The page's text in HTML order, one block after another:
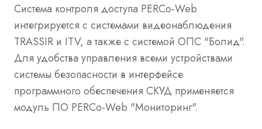
Система контроля доступа PERCo-Web
интегрируется с системами видеонаблюдения
TRASSIR и ITV, а также с системой ОПС "Болид".
Для удобства управления всеми устройствами
системы безопасности в интерфейсе
программного обеспечения СКУД применяется
модуль ПО PERCo-Web "Мониторинг".